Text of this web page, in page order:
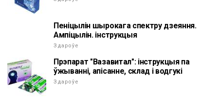
Пеніцылін шырокага спектру дзеяння.
Ампіцылін. інструкцыя
Здароўе
Прэпарат "Вазавитал": інструкцыя па
ўжыванні, апісанне, склад і водгукі
Здароўе